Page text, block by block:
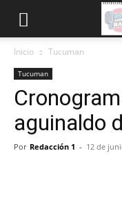
Inicio Tucuman
Tucuman
aguinaldo
Por Redacción 1 - 12 de